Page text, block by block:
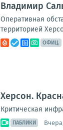
Владимир
Оперативная
территорией
ОФИЦ.
Херсон.
Критическая
ПАБЛИКИ